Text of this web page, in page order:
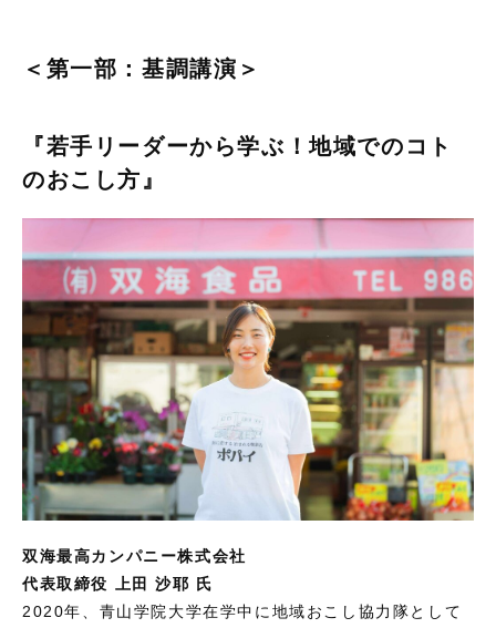
＜第一部：基調講演＞
『若手リーダーから学ぶ！地域でのコト
のおこし方』
双海最高カンパニー株式会社
代表取締役 上田 沙耶 氏
2020年、青山学院大学在学中に地域おこし協力隊として